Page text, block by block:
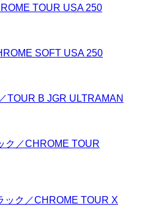
TOUR USA 250
SOFT USA 250
TOUR B JGR ULTRAMAN
ク／CHROME TOUR
ック／CHROME TOUR X